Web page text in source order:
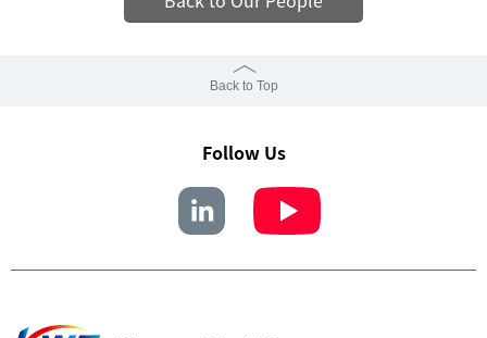
Back to Top
Follow Us